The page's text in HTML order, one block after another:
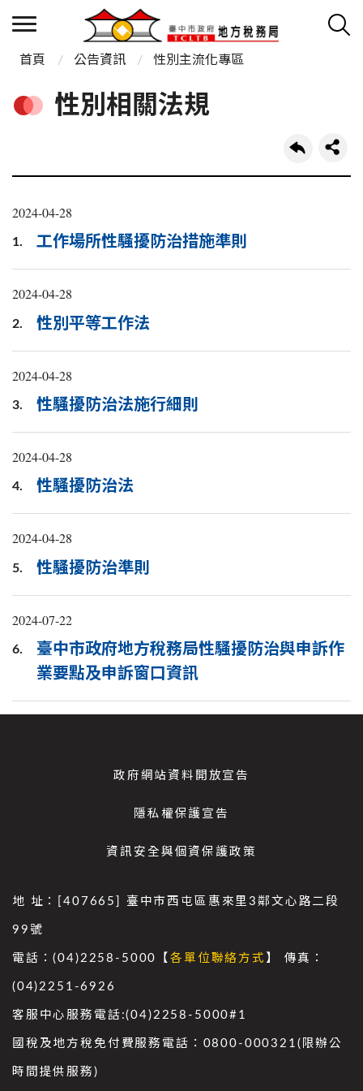
首頁 公告資訊 性別主流化專區
性別相關法規
2024-04-28
1. 工作場所性騷擾防治措施準則
2024-04-28
2. 性別平等工作法
2024-04-28
3. 性騷擾防治法施行細則
2024-04-28
4. 性騷擾防治法
2024-04-28
5. 性騷擾防治準則
2024-07-22
6.
臺中市政府地方稅務局性騷擾防治與申訴作
業要點及申訴窗口資訊
政府網站資料開放宣告
隱私權保護宣告
資訊安全與個資保護政策
地 址：[407665] 臺中市西屯區惠來里3鄰文心路二段
99號
電話：(04)2258-5000【各單位聯絡方式 】 傳真：
(04)2251-6926
客服中心服務電話:(04)2258-5000#1
國稅及地方稅免付費服務電話：0800-000321(限辦公
時間提供服務)